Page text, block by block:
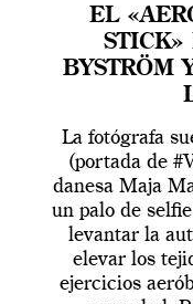
EL
STICK»
BYSTRÖM
La fotógrafa
(portada de
danesa Maja
un palo de
levantar la
elevar los
ejercicios